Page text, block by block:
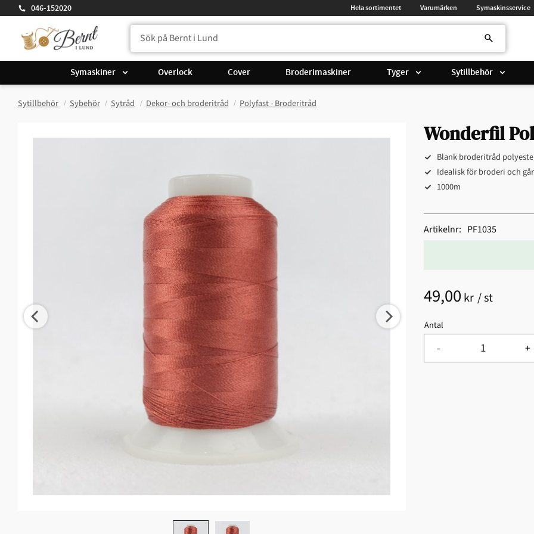
046-152020 Hela sortimentet Varumärken Symaskinsservice
Symaskiner Overlock Cover Broderimaskiner Tyger Sytillbehör
Sytillbehör Sybehör Sytråd Dekor- och broderitråd Polyfast - Broderitråd
Wonderfil
Blank broderitråd
Idealisk för broderi och
1000m
49,00 kr /st
Antal
+
-
Artikelnr PF1035